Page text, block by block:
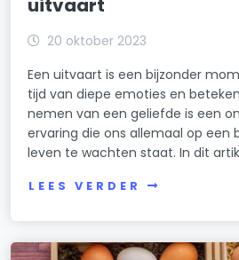
uitvaart
20 oktober 2023
Een uitvaart is een bijzonder
tijd van diepe emoties en
nemen van een geliefde is een
ervaring die ons allemaal op een
leven te wachten staat. In dit
LEES VERDER